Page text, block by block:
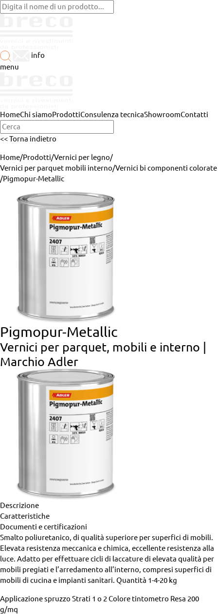
info
menu
HomeChi siamoProdottiConsulenza tecnicaShowroomContatti
<< Torna indietro
Home/Prodotti/Vernici per legno/
Vernici per parquet mobili interno/Vernici bi componenti colorate
/Pigmopur-Metallic
Pigmopur-Metallic
Vernici per parquet, mobili e interno |
Marchio Adler
Descrizione
Caratteristiche
Documenti e certificazioni
Smalto poliuretanico, di qualità superiore per superfici di mobili.
Elevata resistenza meccanica e chimica, eccellente resistenza alla
luce. Adatto per effettuare cicli di laccature di elevata qualità per
mobili pregiati e l’arredamento all’interno, compresi superfici di
mobili di cucina e impianti sanitari. Quantità 1-4-20 kg
Applicazionespruzzo Strati 1 o 2 Colore tintometro Resa 200
g/mq